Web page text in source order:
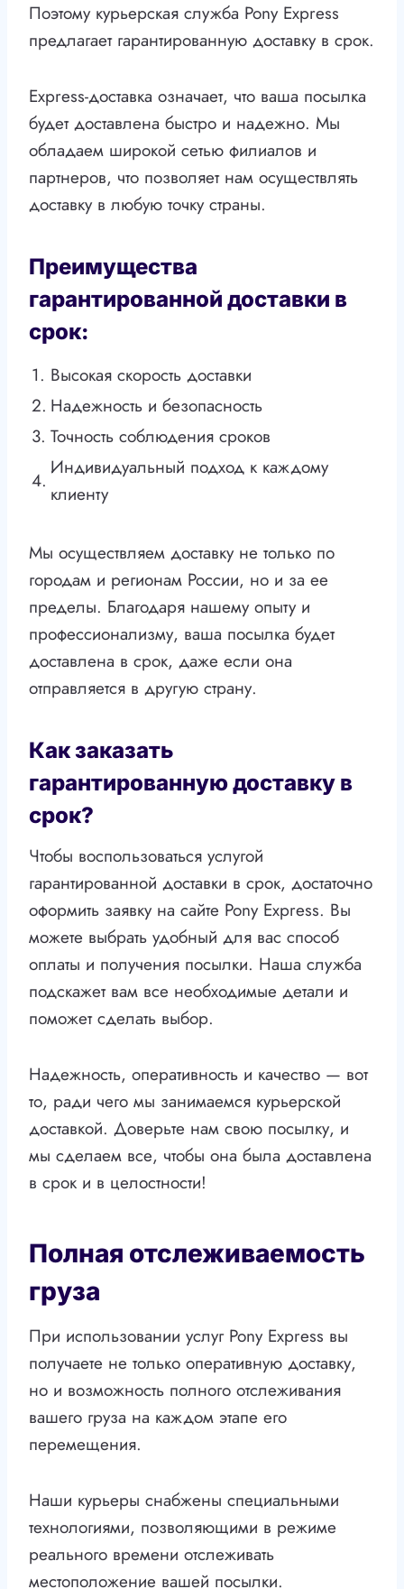
Поэтому курьерская служба Pony Express
предлагает гарантированную доставку в срок.
Express-доставка означает, что ваша посылка
будет доставлена быстро и надежно. Мы
обладаем широкой сетью филиалов и
партнеров, что позволяет нам осуществлять
доставку в любую точку страны.
Преимущества
гарантированной доставки в
срок:
1. Высокая скорость доставки
2. Надежность и безопасность
3. Точность соблюдения сроков
4.
Индивидуальный подход к каждому
клиенту
Мы осуществляем доставку не только по
городам и регионам России, но и за ее
пределы. Благодаря нашему опыту и
профессионализму, ваша посылка будет
доставлена в срок, даже если она
отправляется в другую страну.
Как заказать
гарантированную доставку в
срок?
Чтобы воспользоваться услугой
гарантированной доставки в срок, достаточно
оформить заявку на сайте Pony Express. Вы
можете выбрать удобный для вас способ
оплаты и получения посылки. Наша служба
подскажет вам все необходимые детали и
поможет сделать выбор.
Надежность, оперативность и качество — вот
то, ради чего мы занимаемся курьерской
доставкой. Доверьте нам свою посылку, и
мы сделаем все, чтобы она была доставлена
в срок и в целостности!
Полная отслеживаемость
груза
При использовании услуг Pony Express вы
получаете не только оперативную доставку,
но и возможность полного отслеживания
вашего груза на каждом этапе его
перемещения.
Наши курьеры снабжены специальными
технологиями, позволяющими в режиме
реального времени отслеживать
местоположение вашей посылки.